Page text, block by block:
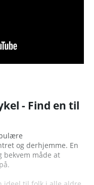
- Find en til
og derhjemme. En
bekvem måde at